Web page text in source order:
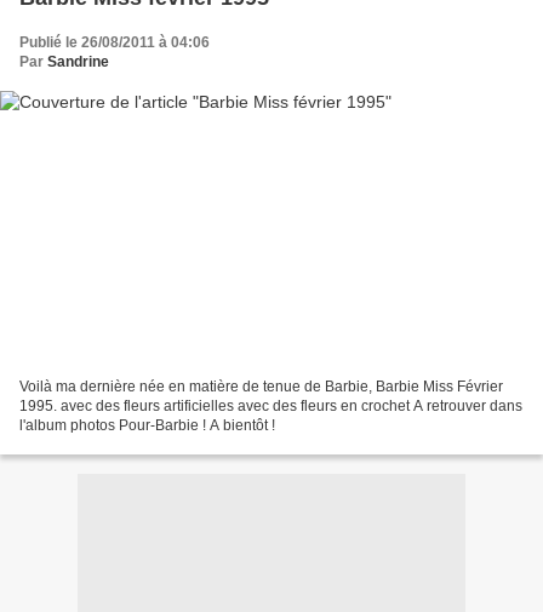
Publié le 26/08/2011 à 04:06
Par Sandrine
Voilà ma dernière née en matière de tenue de Barbie, Barbie Miss Février
1995. avec des fleurs artificielles avec des fleurs en crochet A retrouver dans
l'album photos Pour-Barbie ! A bientôt !